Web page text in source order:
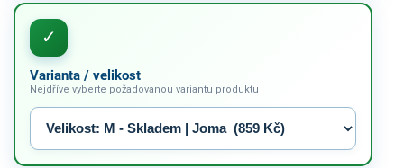
Varianta / velikost
Nejdříve vyberte požadovanou variantu produktu